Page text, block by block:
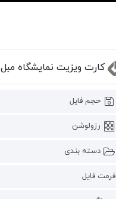
کارت ویزیت نمایشگاه مبل
حجم فایل
رزولوشن
دسته بندی
فرمت فایل